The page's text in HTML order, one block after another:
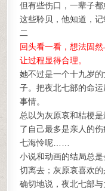
但有些伤口，一辈子
这些聆贝，他知道，
二
回头看一看，想法固
让过程显得合理。
她不过是一个十九岁
子。把夜北七部的命
事情。
总以为灰原哀和桔梗
了自己最多是亲人的
七海怜呢……
小说和动画的结局总
切离去；灰原哀喜欢
确切地说，夜北七部